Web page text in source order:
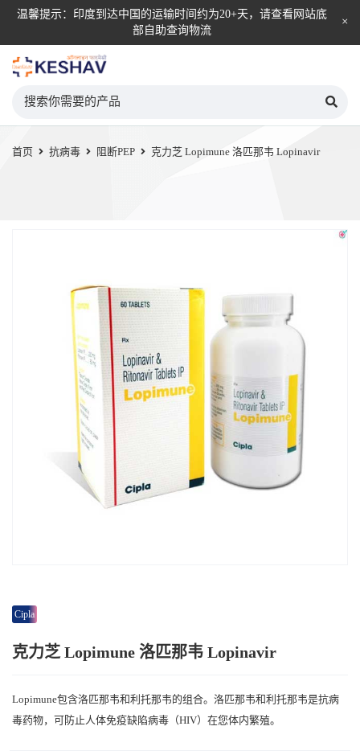
温馨提示：印度到达中国的运输时间约为20+天，请查看网站底
部自助查询物流
首页 抗病毒 阻断PEP 克力芝 Lopimune 洛匹那韦 Lopinavir
Cipla
克力芝 Lopimune 洛匹那韦 Lopinavir
Lopimune包含洛匹那韦和利托那韦的组合。洛匹那韦和利托那韦是抗病
毒药物，可防止人体免疫缺陷病毒（HIV）在您体内繁殖。